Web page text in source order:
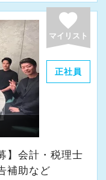
favorite
マイリスト
正社員
】会計・税理士
補助など